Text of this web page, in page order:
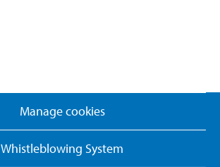
Manage cookies
Whistleblowing System